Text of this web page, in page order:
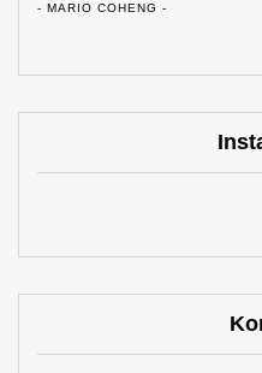
- MARIO COHENG -